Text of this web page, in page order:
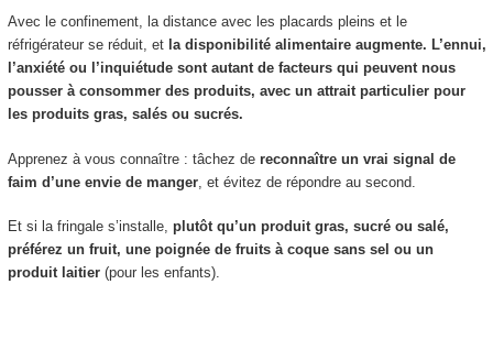
Avec le confinement, la distance avec les placards pleins et le
réfrigérateur se réduit, et la disponibilité alimentaire augmente. L’ennui,
l’anxiété ou l’inquiétude sont autant de facteurs qui peuvent nous
pousser à consommer des produits, avec un attrait particulier pour
les produits gras, salés ou sucrés.
Apprenez à vous connaître : tâchez de reconnaître un vrai signal de
faim d’une envie de manger, et évitez de répondre au second.
Et si la fringale s’installe, plutôt qu’un produit gras, sucré ou salé,
préférez un fruit, une poignée de fruits à coque sans sel ou un
produit laitier (pour les enfants).